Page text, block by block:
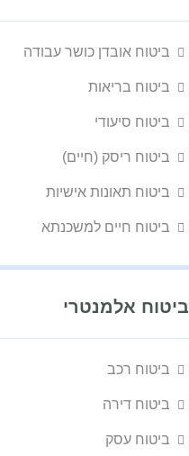
ביטוח אובדן כושר עבודה
ביטוח בריאות
ביטוח סיעודי
ביטוח ריסק (חיים)
ביטוח תאונות אישיות
ביטוח חיים למשכנתא
ביטוח אלמנטרי
ביטוח רכב
ביטוח דירה
ביטוח עסק